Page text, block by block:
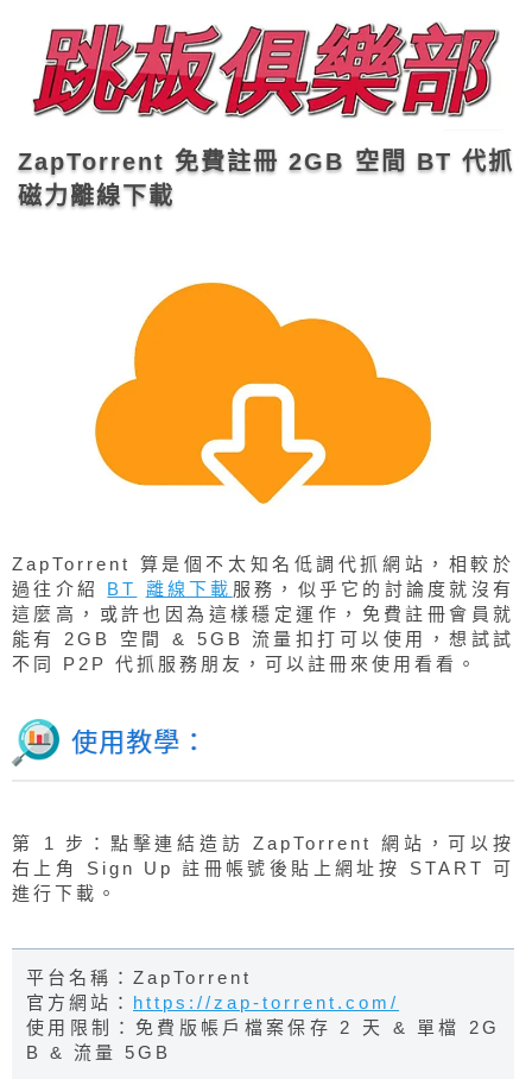
ZapTorrent 免費註冊 2GB 空間 BT 代抓
磁力離線下載
ZapTorrent 算是個不太知名低調代抓網站，相較於
過往介紹 BT 離線下載 服務，似乎它的討論度就沒有
這麼高，或許也因為這樣穩定運作，免費註冊會員就
能有 2GB 空間 & 5GB 流量扣打可以使用，想試試
不同 P2P 代抓服務朋友，可以註冊來使用看看。
使用教學：
第 1 步：點擊連結造訪 ZapTorrent 網站，可以按
右上角 Sign Up 註冊帳號後貼上網址按 START 可
進行下載。
平台名稱：ZapTorrent
官方網站： https://zap-torrent.com/
使用限制：免費版帳戶檔案保存 2 天 & 單檔 2G
B & 流量 5GB